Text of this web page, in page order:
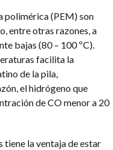
polimérica (PEM) son
entre otras razones, a
bajas (80 – 100 ºC).
facilita la
de la pila,
el hidrógeno que
de CO menor a 20
la ventaja de estar